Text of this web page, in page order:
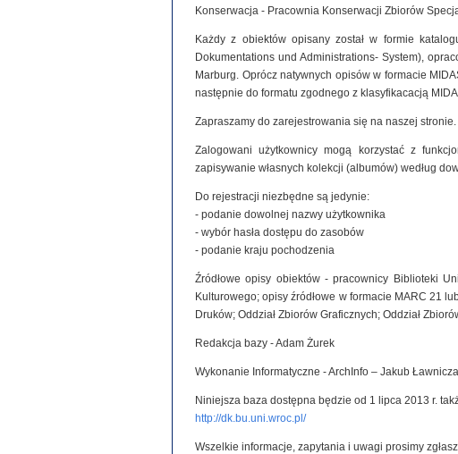
Konserwacja - Pracownia Konserwacji Zbiorów
Każdy z obiektów opisany został w formie
Dokumentations und Administrations- System),
Marburg. Oprócz natywnych opisów w formacie
następnie do formatu zgodnego z klasyfikacacją
Zapraszamy do zarejestrowania się na naszej stronie.
Zalogowani użytkownicy mogą korzystać z
zapisywanie własnych kolekcji (albumów) według
Do rejestracji niezbędne są jedynie:
- podanie dowolnej nazwy użytkownika
- wybór hasła dostępu do zasobów
- podanie kraju pochodzenia
Źródłowe opisy obiektów - pracownicy Biblioteki
Kulturowego; opisy źródłowe w formacie MARC 21
Druków; Oddział Zbiorów Graficznych; Oddział
Redakcja bazy - Adam Żurek
Wykonanie Informatyczne - ArchInfo – Jakub
Niniejsza baza dostępna będzie od 1 lipca 2013 r.
http://dk.bu.uni.wroc.pl/
Wszelkie informacje, zapytania i uwagi prosimy